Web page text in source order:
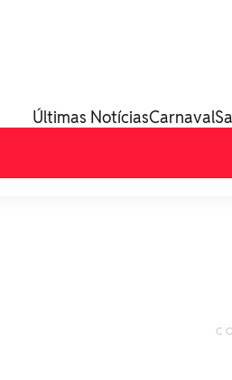
Últimas NotíciasCarnaval